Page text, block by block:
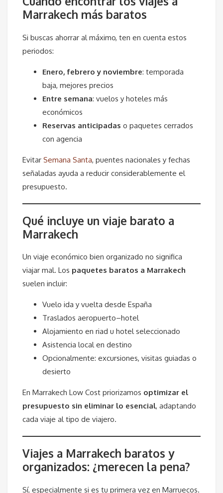
Marrakech más baratos
Si buscas ahorrar al máximo, ten en cuenta estos
periodos:
Enero, febrero y noviembre: temporada
baja, mejores precios
Entre semana: vuelos y hoteles más
económicos
Reservas anticipadas o paquetes cerrados
con agencia
Evitar Semana Santa, puentes nacionales y fechas
señaladas ayuda a reducir considerablemente el
presupuesto.
Qué incluye un viaje barato a
Marrakech
Un viaje económico bien organizado no significa
viajar mal. Los paquetes baratos a Marrakech
suelen incluir:
Vuelo ida y vuelta desde España
Traslados aeropuerto–hotel
Alojamiento en riad u hotel seleccionado
Asistencia local en destino
Opcionalmente: excursiones, visitas guiadas o
desierto
En Marrakech Low Cost priorizamos optimizar el
presupuesto sin eliminar lo esencial, adaptando
cada viaje al tipo de viajero.
Viajes a Marrakech baratos y
organizados: ¿merecen la pena?
Sí, especialmente si es tu primera vez en Marruecos.